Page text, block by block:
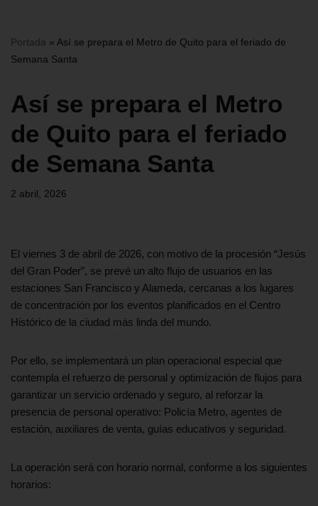
Portada » Así se prepara el Metro de Quito para el feriado de
Semana Santa
Así se prepara el Metro
de Quito para el feriado
de Semana Santa
2 abril, 2026
El viernes 3 de abril de 2026, con motivo de la procesión “Jesús
del Gran Poder”, se prevé un alto flujo de usuarios en las
estaciones San Francisco y Alameda, cercanas a los lugares
de concentración por los eventos planificados en el Centro
Histórico de la ciudad más linda del mundo.
Por ello, se implementará un plan operacional especial que
contempla el refuerzo de personal y optimización de flujos para
garantizar un servicio ordenado y seguro, al reforzar la
presencia de personal operativo: Policía Metro, agentes de
estación, auxiliares de venta, guías educativos y seguridad.
La operación será con horario normal, conforme a los siguientes
horarios: